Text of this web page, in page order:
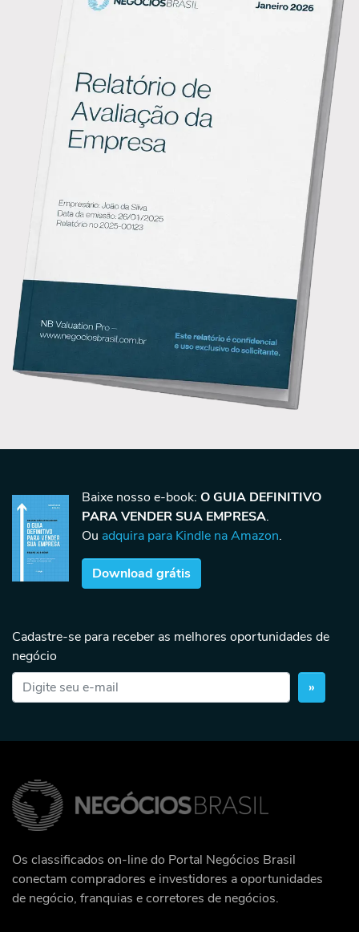
Baixe nosso e-book: O GUIA DEFINITIVO
PARA VENDER SUA EMPRESA.
Ou adquira para Kindle na Amazon.
Download grátis
Cadastre-se para receber as melhores oportunidades de
negócio
»
Os classificados on-line do Portal Negócios Brasil
conectam compradores e investidores a oportunidades
de negócio, franquias e corretores de negócios.